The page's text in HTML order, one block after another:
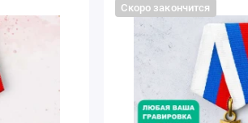
Скоро закончится